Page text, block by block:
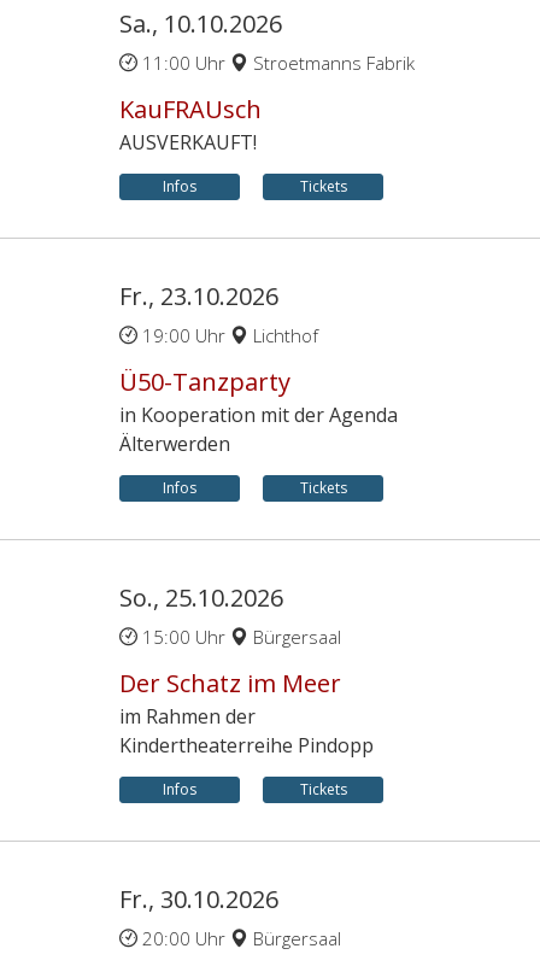
Sa., 10.10.2026
11:00 Uhr Stroetmanns Fabrik
KauFRAUsch
AUSVERKAUFT!
Infos Tickets
Fr., 23.10.2026
19:00 Uhr Lichthof
Ü50-Tanzparty
in Kooperation mit der Agenda
Älterwerden
Infos Tickets
So., 25.10.2026
15:00 Uhr Bürgersaal
Der Schatz im Meer
im Rahmen der
Kindertheaterreihe Pindopp
Infos Tickets
Fr., 30.10.2026
20:00 Uhr Bürgersaal